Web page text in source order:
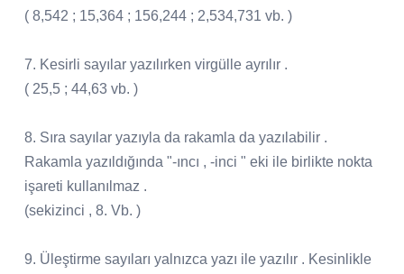
( 8,542 ; 15,364 ; 156,244 ; 2,534,731 vb. )
7. Kesirli sayılar yazılırken virgülle ayrılır .
( 25,5 ; 44,63 vb. )
8. Sıra sayılar yazıyla da rakamla da yazılabilir .
Rakamla yazıldığında "-ıncı , -inci " eki ile birlikte nokta
işareti kullanılmaz .
(sekizinci , 8. Vb. )
9. Üleştirme sayıları yalnızca yazı ile yazılır . Kesinlikle